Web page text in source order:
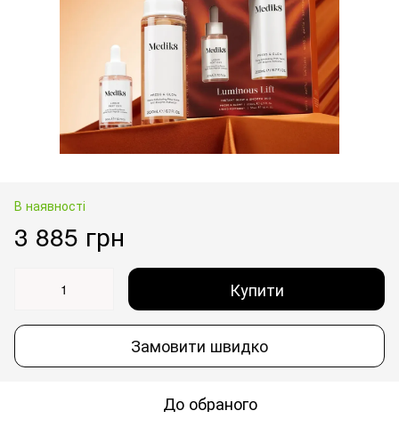
В наявності
3 885 грн
Купити
Замовити швидко
До обраного